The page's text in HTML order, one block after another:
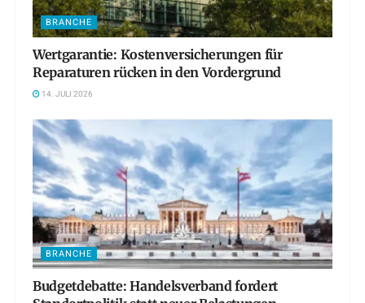
BRANCHE
Wertgarantie: Kostenversicherungen für
Reparaturen rücken in den Vordergrund
14. JULI 2026
BRANCHE
Budgetdebatte: Handelsverband fordert